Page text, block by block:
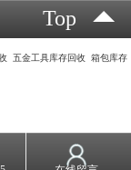
Top
五金工具库存回收 箱包库存